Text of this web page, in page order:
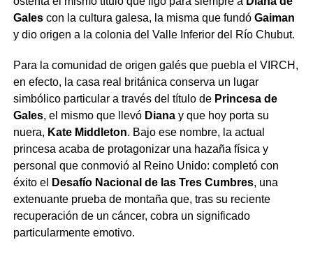
Galescon la cultura galesa, la misma que fundó Gaiman
y dio origen a la colonia del Valle Inferior del Río Chubut.
Para la comunidad de origen galés que puebla el VIRCH,
en efecto, la casa real británica conserva un lugar
simbólico particular a través del título de Princesa de
Gales, el mismo que llevó Dianay que hoy porta su
nuera, Kate Middleton. Bajo ese nombre, la actual
princesa acaba de protagonizar una hazaña física y
personal que conmovió al Reino Unido: completó con
éxito el
Desafío Nacional de las Tres Cumbres, una
extenuante prueba de montaña que, tras su reciente
recuperación de un cáncer, cobra un significado
particularmente emotivo.